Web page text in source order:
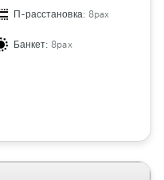
П-расстановка: 8pax
Банкет:8pax